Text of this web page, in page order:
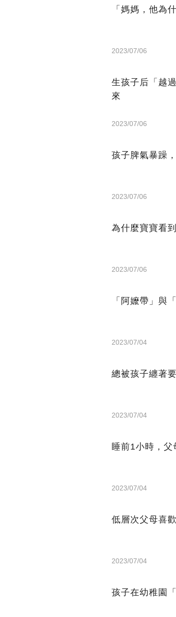
「媽媽，他為
2023/07/06
生孩子后「越
來
2023/07/06
孩子脾氣暴躁
2023/07/06
為什麼寶寶看
2023/07/06
「阿嬤帶」與
2023/07/04
總被孩子纏著
2023/07/04
睡前1小時，
2023/07/04
低層次父母喜
2023/07/04
孩子在幼稚園